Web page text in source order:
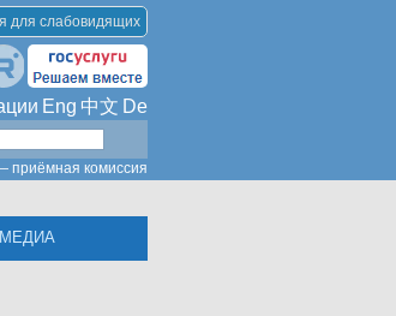
для слабовидящих
Eng 中文 De
приёмная комиссия
МЕДИА